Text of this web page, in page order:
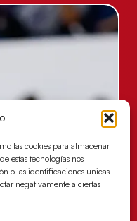
las cookies para almacenar
estas tecnologías nos
o las identificaciones únicas
negativamente a ciertas